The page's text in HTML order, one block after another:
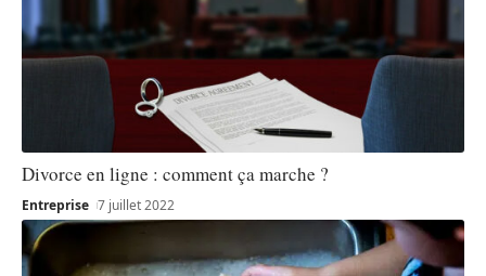
Divorce en ligne : comment ça marche ?
Entreprise 7 juillet 2022